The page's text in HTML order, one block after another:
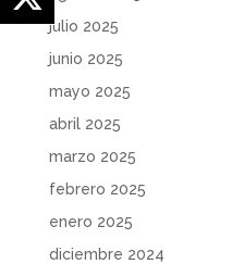
julio 2025
junio 2025
mayo 2025
abril 2025
marzo 2025
febrero 2025
enero 2025
diciembre 2024